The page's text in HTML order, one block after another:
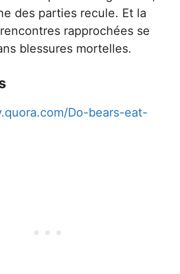
des parties recule. Et la
rapprochées se
blessures mortelles.
Do-bears-eat-